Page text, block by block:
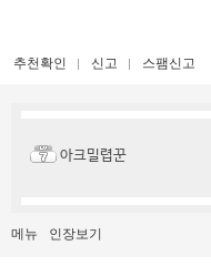
추천확인 신고 스팸신고
아크밀렵꾼
메뉴 인장보기